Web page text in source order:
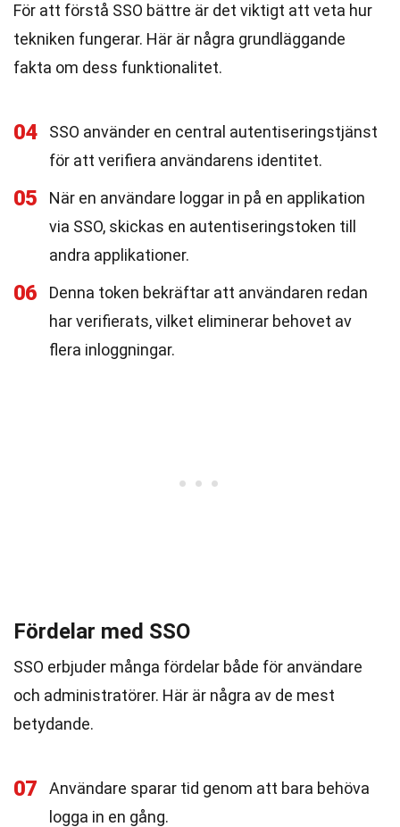
För att förstå SSO bättre är det viktigt att veta hur
tekniken fungerar. Här är några grundläggande
fakta om dess funktionalitet.
04
SSO använder en central autentiseringstjänst
för att verifiera användarens identitet.
05
När en användare loggar in på en applikation
via SSO, skickas en autentiseringstoken till
andra applikationer.
06
Denna token bekräftar att användaren redan
har verifierats, vilket eliminerar behovet av
flera inloggningar.
Fördelar med SSO
SSO erbjuder många fördelar både för användare
och administratörer. Här är några av de mest
betydande.
07
Användare sparar tid genom att bara behöva
logga in en gång.